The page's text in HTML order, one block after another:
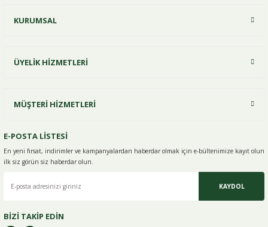
KURUMSAL
ÜYELİK HİZMETLERİ
MÜŞTERİ HİZMETLERİ
E-POSTA LİSTESİ
En yeni fırsat, indirimler ve kampanyalardan haberdar olmak için e-bültenimize kayıt olun
ilk siz görün siz haberdar olun.
KAYDOL
BİZİ TAKİP EDİN